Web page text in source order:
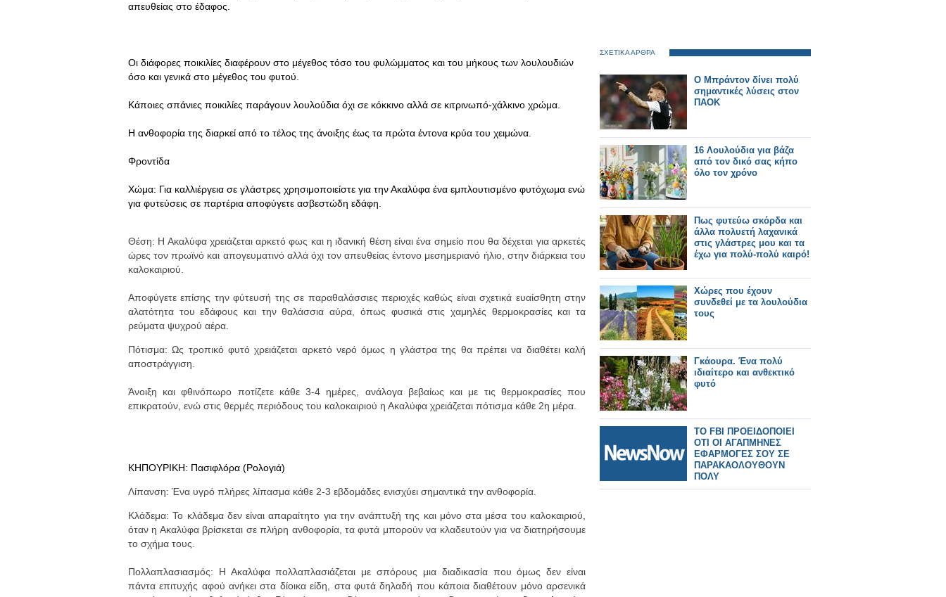
απευθείας στο έδαφος.
Οι διάφορες ποικιλίες διαφέρουν στο μέγεθος τόσο του φυλώμματος και του μήκους των λουλουδιών
όσο και γενικά στο μέγεθος του φυτού.
Κάποιες σπάνιες ποικιλίες παράγουν λουλούδια όχι σε κόκκινο αλλά σε κιτρινωπό-χάλκινο χρώμα.
Η ανθοφορία της διαρκεί από το τέλος της άνοιξης έως τα πρώτα έντονα κρύα του χειμώνα.
Φροντίδα
Χώμα: Για καλλιέργεια σε γλάστρες χρησιμοποιείστε για την Ακαλύφα ένα εμπλουτισμένο φυτόχωμα ενώ
για φυτεύσεις σε παρτέρια αποφύγετε ασβεστώδη εδάφη.
Θέση: Η Ακαλύφα χρειάζεται αρκετό φως και η ιδανική θέση είναι ένα σημείο που θα δέχεται για αρκετές
ώρες τον πρωϊνό και απογευματινό αλλά όχι τον απευθείας έντονο μεσημεριανό ήλιο, στην διάρκεια του
καλοκαιριού.
Αποφύγετε επίσης την φύτευσή της σε παραθαλάσσιες περιοχές καθώς είναι σχετικά ευαίσθητη στην
αλατότητα του εδάφους και την θαλάσσια αύρα, όπως φυσικά στις χαμηλές θερμοκρασίες και τα
ρεύματα ψυχρού αέρα.
Πότισμα: Ως τροπικό φυτό χρειάζεται αρκετό νερό όμως η γλάστρα της θα πρέπει να διαθέτει καλή
αποστράγγιση.
Άνοιξη και φθινόπωρο ποτίζετε κάθε 3-4 ημέρες, ανάλογα βεβαίως και με τις θερμοκρασίες που
επικρατούν, ενώ στις θερμές περιόδους του καλοκαιριού η Ακαλύφα χρειάζεται πότισμα κάθε 2η μέρα.
ΚΗΠΟΥΡΙΚΗ: Πασιφλόρα (Ρολογιά)
Λίπανση: Ένα υγρό πλήρες λίπασμα κάθε 2-3 εβδομάδες ενισχύει σημαντικά την ανθοφορία.
Κλάδεμα: Το κλάδεμα δεν είναι απαραίτητο για την ανάπτυξή της και μόνο στα μέσα του καλοκαιριού,
όταν η Ακαλύφα βρίσκεται σε πλήρη ανθοφορία, τα φυτά μπορούν να κλαδευτούν για να διατηρήσουμε
το σχήμα τους.
Πολλαπλασιασμός: Η Ακαλύφα πολλαπλασιάζεται με σπόρους μια διαδικασία που όμως δεν είναι
πάντα επιτυχής αφού ανήκει στα δίοικα είδη, στα φυτά δηλαδή που κάποια διαθέτουν μόνο αρσενικά
ΣΧΕΤΙΚΑ ΑΡΘΡΑ
Ο Μπράντον δίνει πολύ
σημαντικές λύσεις στον
ΠΑΟΚ
16 Λουλούδια για βάζα
από τον δικό σας κήπο
όλο τον χρόνο
Πως φυτεύω σκόρδα και
άλλα πολυετή λαχανικά
στις γλάστρες μου και τα
έχω για πολύ-πολύ καιρό!
Χώρες που έχουν
συνδεθεί με τα λουλούδια
τους
Γκάουρα. Ένα πολύ
ιδιαίτερο και ανθεκτικό
φυτό
TO FBI ΠΡΟΕΙΔΟΠΟΙΕΙ
ΟΤΙ ΟΙ ΑΓΑΠΜΗΝΕΣ
ΕΦΑΡΜΟΓΕΣ ΣΟΥ ΣΕ
ΠΑΡΑΚΑΟΛΟΥΘΟΥΝ
ΠΟΛΥ